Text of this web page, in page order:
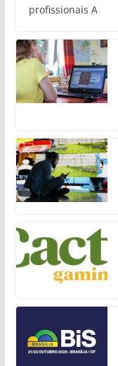
profissionais A